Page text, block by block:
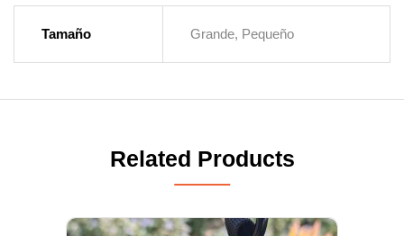
Tamaño Grande, Pequeño
Related Products